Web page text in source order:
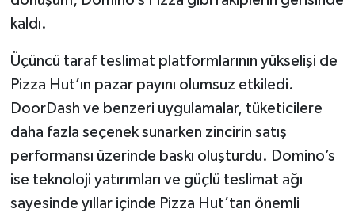
kaldı.
Üçüncü taraf teslimat platformlarının yükselişi de
Pizza Hut’ın pazar payını olumsuz etkiledi.
DoorDash ve benzeri uygulamalar, tüketicilere
daha fazla seçenek sunarken zincirin satış
performansı üzerinde baskı oluşturdu. Domino’s
ise teknoloji yatırımları ve güçlü teslimat ağı
sayesinde yıllar içinde Pizza Hut’tan önemli